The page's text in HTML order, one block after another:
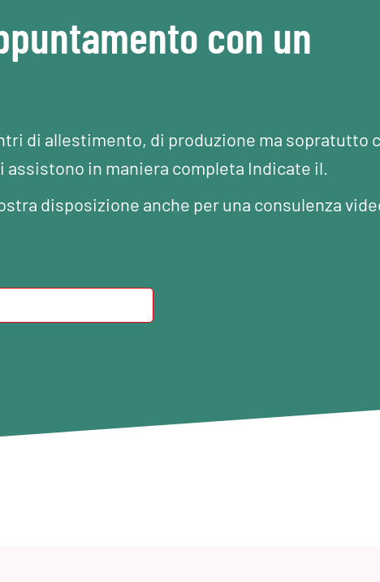
con un
di allestimento, di produzione ma sopratutto
in maniera completa Indicate il.
disposizione anche per una consulenza